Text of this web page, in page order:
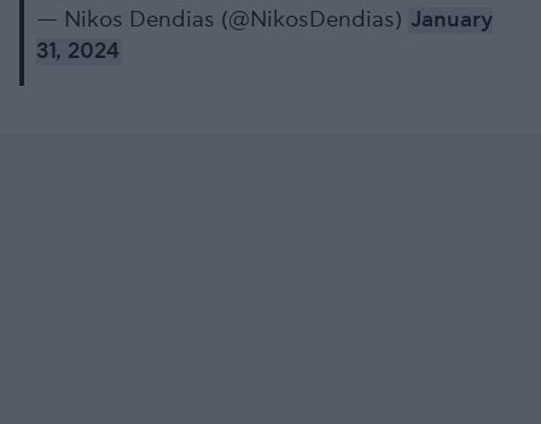
— Nikos Dendias (@NikosDendias) January
31, 2024